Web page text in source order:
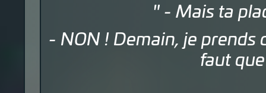
" - Mais ta
- NON ! Demain, je prends
faut